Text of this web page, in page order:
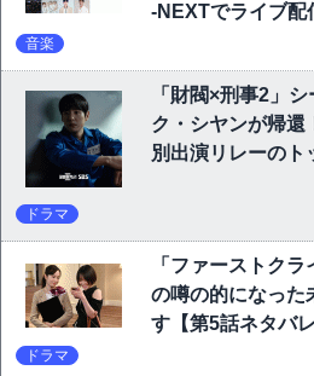
-NEXTでライブ配
音楽
「財閥×刑事2」
ク・シヤンが帰
別出演リレーのト
ドラマ
「ファーストク
の噂の的になった
す【第5話ネタバレ
ドラマ